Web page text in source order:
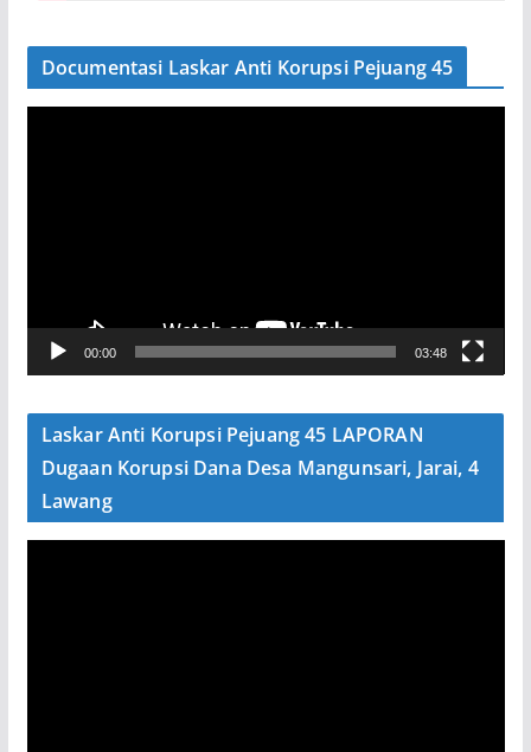
Documentasi Laskar Anti Korupsi Pejuang 45
V
e
00:00 03:48
Laskar Anti Korupsi Pejuang 45 LAPORAN
Dugaan Korupsi Dana Desa Mangunsari, Jarai, 4
Lawang